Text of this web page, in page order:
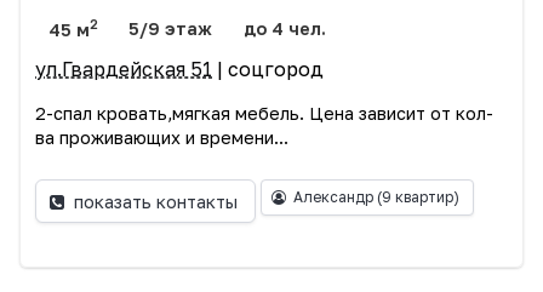
45 м2 5/9 этаж до 4 чел.
ул.Гвардейская 51 | соцгород
2-спал кровать,мягкая мебель. Цена зависит от кол-
ва проживающих и времени...
показать контакты Александр (9 квартир)